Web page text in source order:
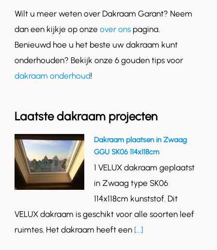
Wilt u meer weten over Dakraam Garant? Neem
dan een kijkje op onze over ons pagina.
Benieuwd hoe u het beste uw dakraam kunt
onderhouden? Bekijk onze 6 gouden tips voor
dakraam onderhoud!
Laatste dakraam projecten
Dakraam plaatsen in Zwaag
GGU SK06 114x118cm
1 VELUX dakraam geplaatst
in Zwaag type SK06
114x118cm kunststof. Dit
VELUX dakraam is geschikt voor alle soorten leef
ruimtes. Het dakraam heeft een [...]